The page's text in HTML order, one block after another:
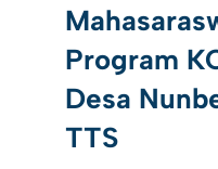
Program
Desa
TTS